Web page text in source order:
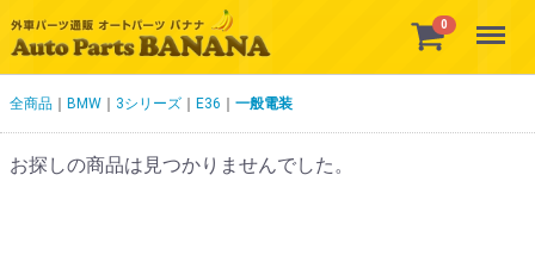
0 Menu
全商品 BMW 3シリーズ E36 一般電装
お探しの商品は見つかりませんでした。